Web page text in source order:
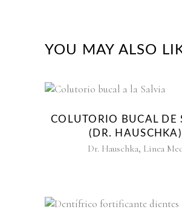
YOU MAY ALSO
COLUTORIO BUCAL DE
(DR. HAUSCHKA)
Dr. Hauschka, Linea